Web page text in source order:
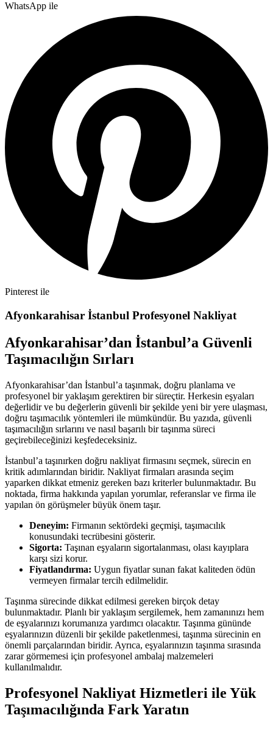
WhatsApp ile
Pinterest ile
Afyonkarahisar İstanbul Profesyonel Nakliyat
Afyonkarahisar’dan İstanbul’a Güvenli
Taşımacılığın Sırları
Afyonkarahisar’dan İstanbul’a taşınmak, doğru planlama ve
profesyonel bir yaklaşım gerektiren bir süreçtir. Herkesin eşyaları
değerlidir ve bu değerlerin güvenli bir şekilde yeni bir yere ulaşması,
doğru taşımacılık yöntemleri ile mümkündür. Bu yazıda, güvenli
taşımacılığın sırlarını ve nasıl başarılı bir taşınma süreci
geçirebileceğinizi keşfedeceksiniz.
İstanbul’a taşınırken doğru nakliyat firmasını seçmek, sürecin en
kritik adımlarından biridir. Nakliyat firmaları arasında seçim
yaparken dikkat etmeniz gereken bazı kriterler bulunmaktadır. Bu
noktada, firma hakkında yapılan yorumlar, referanslar ve firma ile
yapılan ön görüşmeler büyük önem taşır.
Deneyim: Firmanın sektördeki geçmişi, taşımacılık
konusundaki tecrübesini gösterir.
Sigorta: Taşınan eşyaların sigortalanması, olası kayıplara
karşı sizi korur.
Fiyatlandırma: Uygun fiyatlar sunan fakat kaliteden ödün
vermeyen firmalar tercih edilmelidir.
Taşınma sürecinde dikkat edilmesi gereken birçok detay
bulunmaktadır. Planlı bir yaklaşım sergilemek, hem zamanınızı hem
de eşyalarınızı korumanıza yardımcı olacaktır. Taşınma gününde
eşyalarınızın düzenli bir şekilde paketlenmesi, taşınma sürecinin en
önemli parçalarından biridir. Ayrıca, eşyalarınızın taşınma sırasında
zarar görmemesi için profesyonel ambalaj malzemeleri
kullanılmalıdır.
Profesyonel Nakliyat Hizmetleri ile Yük
Taşımacılığında Fark Yaratın